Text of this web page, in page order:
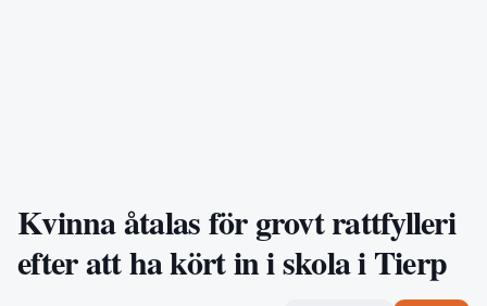
Kvinna åtalas för grovt rattfylleri
efter att ha kört in i skola i Tierp